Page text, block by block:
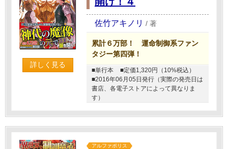
詳しく見る
佐竹アキノリ / 著
累計６万部！ 運命制御系ファン
タジー第四弾！
■単行本
■定価1,320円（10%税込）
■2016年06月05日発行（実際の発売日は
書店、各電子ストアによって異なりま
す）
アルファポリス